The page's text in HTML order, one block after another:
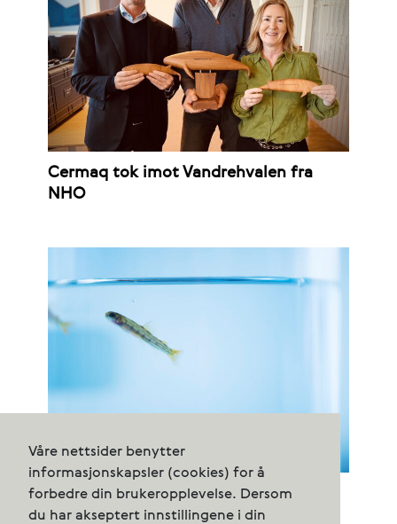
Våre nettsider benytter
informasjonskapsler (cookies) for å
forbedre din brukeropplevelse. Dersom
du har akseptert innstillingene i din
Cermaq tok imot Vandrehvalen fra
NHO
Forskningsprosjekt skal øke
biosikkerheten i store komplekse RAS-